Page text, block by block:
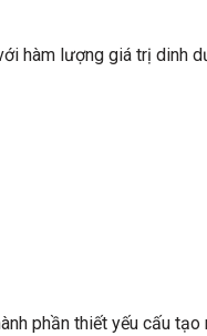
hàm lượng giá trị dinh
phần thiết yếu cấu tạo